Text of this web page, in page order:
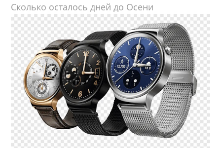
Сколько осталось дней до Осени